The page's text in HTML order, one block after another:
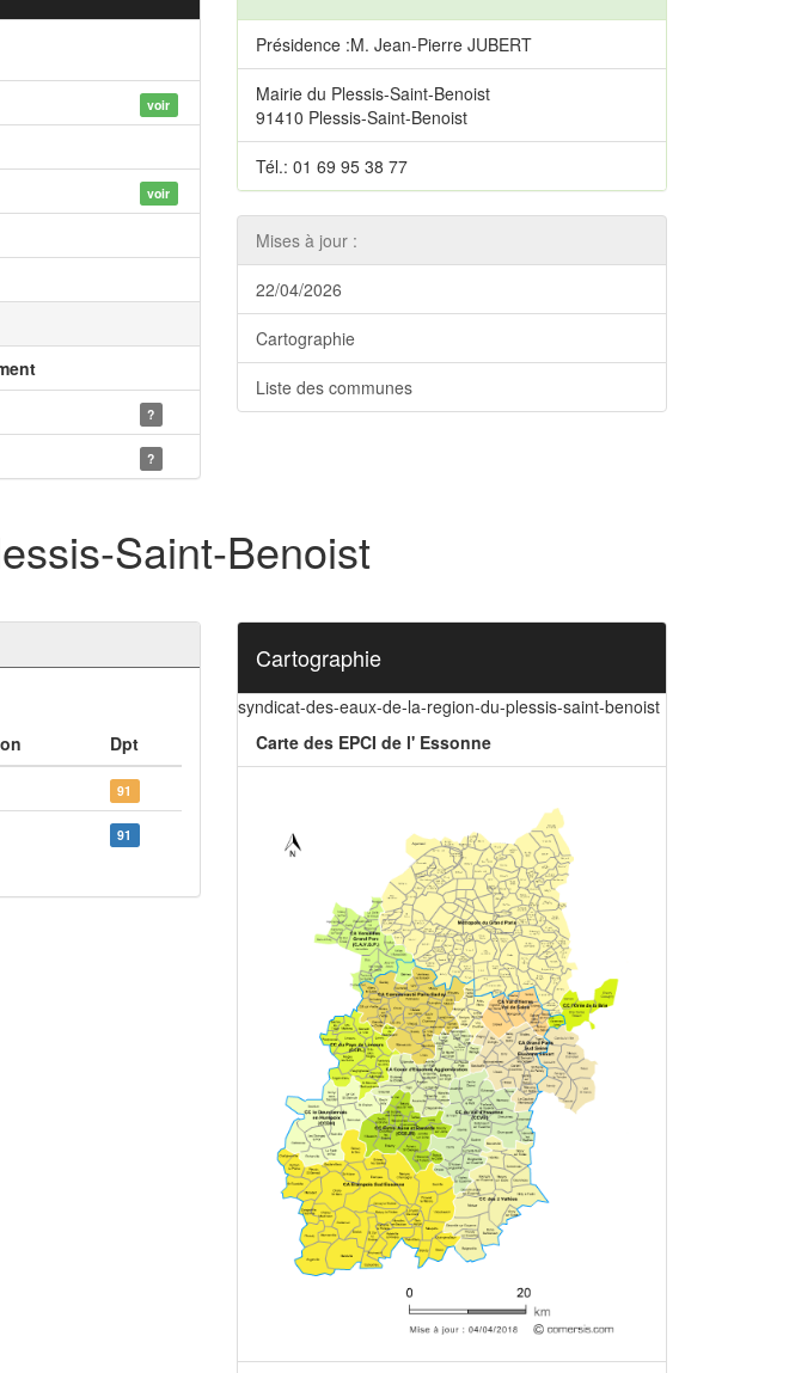
voir
voir
?
?
Présidence :M. Jean-Pierre JUBERT
Mairie du Plessis-Saint-Benoist
91410 Plessis-Saint-Benoist
Tél.: 01 69 95 38 77
Mises à jour :
22/04/2026
Cartographie
Liste des communes
Saint-Benoist
Dpt
91
91
Cartographie
syndicat-des-eaux-de-la-region-du-plessis-saint-benoist
Carte des EPCI de l' Essonne